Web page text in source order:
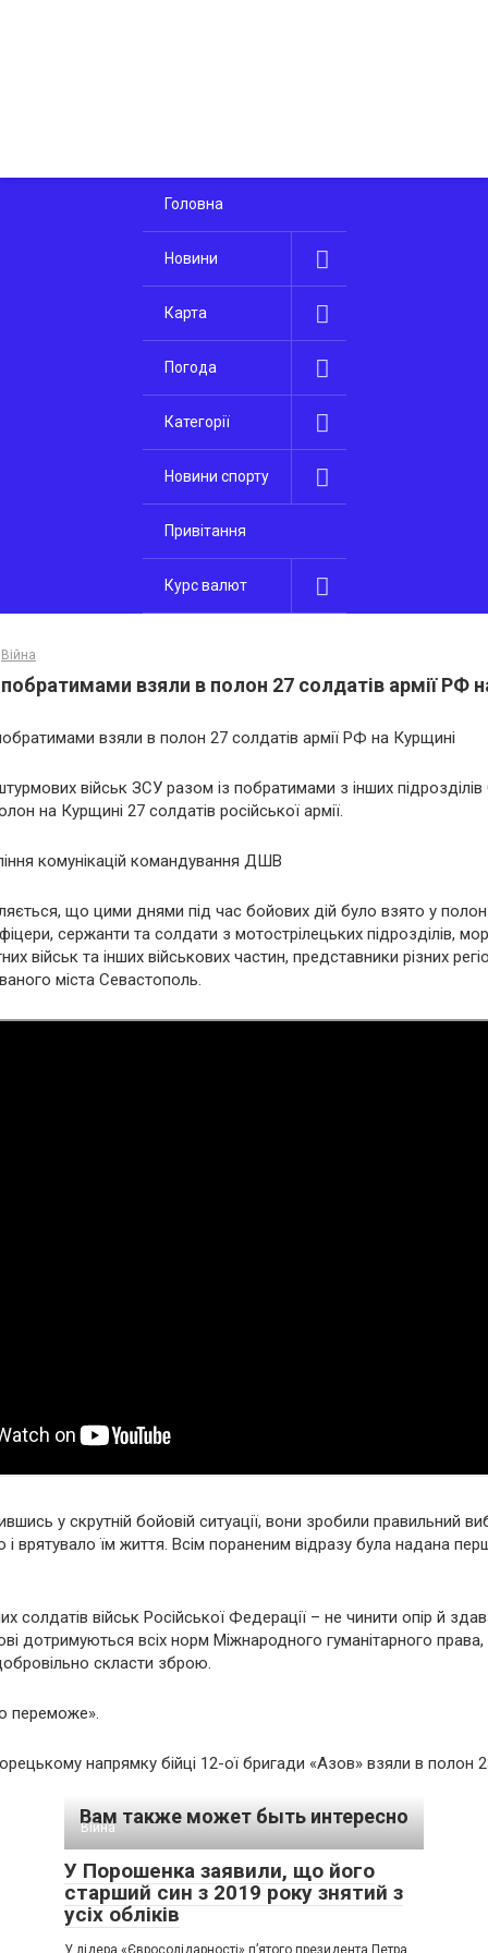
Головна
Новини
Карта
Погода
Категорії
Новини спорту
Привітання
Курс валют
Війна
взяли в полон 27 солдатів армії РФ
військ ЗСУ разом із побратимами з інших
на Курщині 27 солдатів російської армії.
комунікацій командування ДШВ
що цими днями під час бойових дій було взято у полон
сержанти та солдати з мотострілецьких підрозділів,
військ та інших військових частин, представники різних
міста Севастополь.
у скрутній бойовій ситуації, вони зробили правильний
врятувало їм життя. Всім пораненим відразу була надана
солдатів військ Російської Федерації – не чинити опір й
дотримуються всіх норм Міжнародного гуманітарного
скласти зброю.
переможе».
напрямку бійці 12-ої бригади «Азов» взяли в полон
Вам также может быть интересно
Війна
У Порошенка заявили, що його
старший син з 2019 року знятий з
усіх обліків
У лідера «Євросолідарності» п’ятого президента Петра